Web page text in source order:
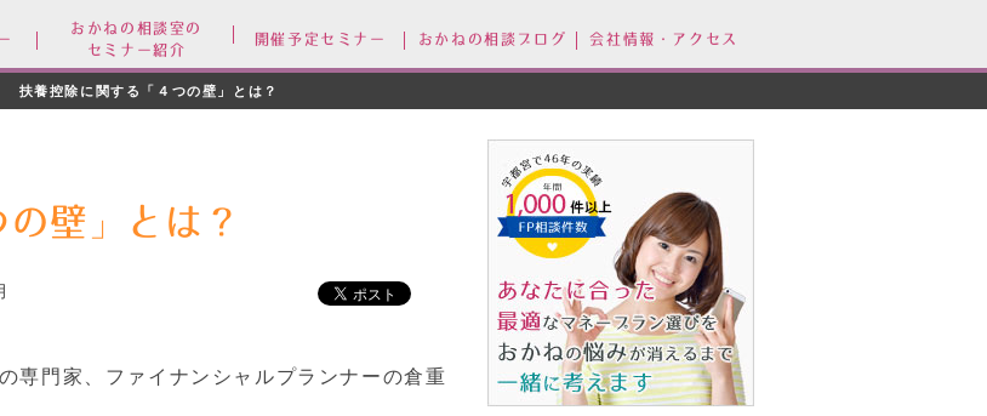
おかねの相談室の
セミナー紹介
開催予定セミナー おかねの相談ブログ 会社情報・アクセス
扶養控除に関する「４つの壁」とは？
壁」とは？
専門家、ファイナンシャルプランナーの倉重